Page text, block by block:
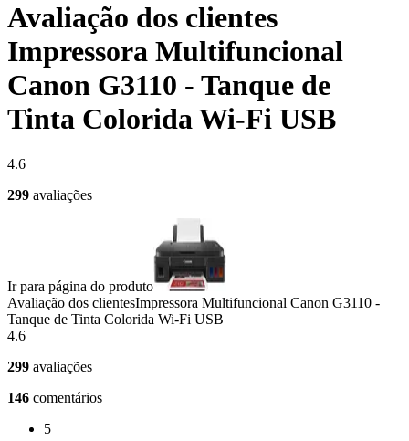
Avaliação dos clientes
Impressora Multifuncional
Canon G3110 - Tanque de
Tinta Colorida Wi-Fi USB
4.6
299 avaliações
Ir para página do produto
Avaliação dos clientesImpressora Multifuncional Canon G3110 -
Tanque de Tinta Colorida Wi-Fi USB
4.6
299 avaliações
146 comentários
5